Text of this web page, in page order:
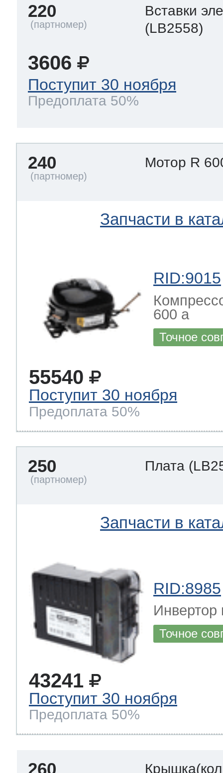
220
Вставки
(LB2558)
3606
Поступит 30 ноября
Предоплата 50%
240 Мотор R
Запчасти в
RID:9015
600 a
Точное
55540
Поступит 30 ноября
Предоплата 50%
250 Плата
Запчасти в
RID:8985
Инвертор
Точное
43241
Поступит 30 ноября
Предоплата 50%
260